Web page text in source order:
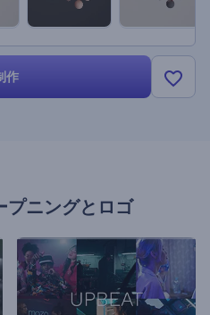
作
プニングとロゴ